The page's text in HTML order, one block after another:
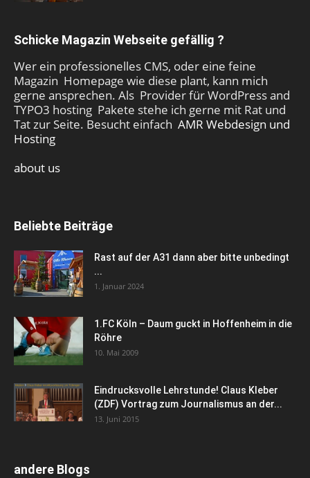
Schicke Magazin Webseite gefällig ?
Wer ein professionelles CMS, oder eine feine
Magazin Homepage wie diese plant, kann mich
gerne ansprechen. Als Provider für WordPress and
TYPO3 hosting Pakete stehe ich gerne mit Rat und
Tat zur Seite. Besucht einfach AMR Webdesign und
Hosting
about us
Beliebte Beiträge
Rast auf der A31 dann aber bitte unbedingt
...
1. Januar 2024
1.FC Köln – Daum guckt in Hoffenheim in die
Röhre
10. Mai 2009
Eindrucksvolle Lehrstunde! Claus Kleber
(ZDF) Vortrag zum Journalismus an der...
13. Juni 2015
andere Blogs